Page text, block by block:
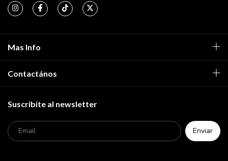
Mas Info
Contactános
Suscribite al newsletter